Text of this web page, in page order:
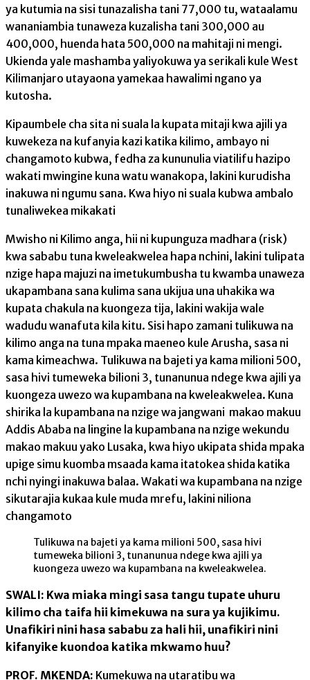
ya kutumia na sisi tunazalisha tani 77,000 tu, wataalamu
wananiambia tunaweza kuzalisha tani 300,000 au
400,000, huenda hata 500,000 na mahitaji ni mengi.
Ukienda yale mashamba yaliyokuwa ya serikali kule West
Kilimanjaro utayaona yamekaa hawalimi ngano ya
kutosha.
Kipaumbele cha sita ni suala la kupata mitaji kwa ajili ya
kuwekeza na kufanyia kazi katika kilimo, ambayo ni
changamoto kubwa, fedha za kununulia viatilifu hazipo
wakati mwingine kuna watu wanakopa, lakini kurudisha
inakuwa ni ngumu sana. Kwa hiyo ni suala kubwa ambalo
tunaliwekea mikakati
Mwisho ni Kilimo anga, hii ni kupunguza madhara (risk)
kwa sababu tuna kweleakwelea hapa nchini, lakini tulipata
nzige hapa majuzi na imetukumbusha tu kwamba unaweza
ukapambana sana kulima sana ukijua una uhakika wa
kupata chakula na kuongeza tija, lakini wakija wale
wadudu wanafuta kila kitu. Sisi hapo zamani tulikuwa na
kilimo anga na tuna mpaka maeneo kule Arusha, sasa ni
kama kimeachwa. Tulikuwa na bajeti ya kama milioni 500,
sasa hivi tumeweka bilioni 3, tunanunua ndege kwa ajili ya
kuongeza uwezo wa kupambana na kweleakwelea. Kuna
shirika la kupambana na nzige wa jangwani makao makuu
Addis Ababa na lingine la kupambana na nzige wekundu
makao makuu yako Lusaka, kwa hiyo ukipata shida mpaka
upige simu kuomba msaada kama itatokea shida katika
nchi nyingi inakuwa balaa. Wakati wa kupambana na nzige
sikutarajia kukaa kule muda mrefu, lakini niliona
changamoto
Tulikuwa na bajeti ya kama milioni 500, sasa hivi
tumeweka bilioni 3, tunanunua ndege kwa ajili ya
kuongeza uwezo wa kupambana na kweleakwelea.
SWALI: Kwa miaka mingi sasa tangu tupate uhuru
kilimo cha taifa hii kimekuwa na sura ya kujikimu.
Unafikiri nini hasa sababu za hali hii, unafikiri nini
kifanyike kuondoa katika mkwamo huu?
PROF. MKENDA: Kumekuwa na utaratibu wa